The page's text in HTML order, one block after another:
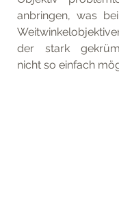
anbringen, was
der stark
nicht so einfach